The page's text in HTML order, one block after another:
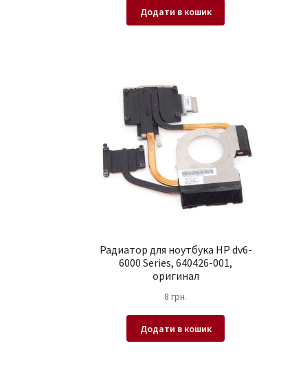
Додати в кошик
Радиатор для ноутбука HP dv6-
6000 Series, 640426-001,
оригинал
8грн.
Додати в кошик